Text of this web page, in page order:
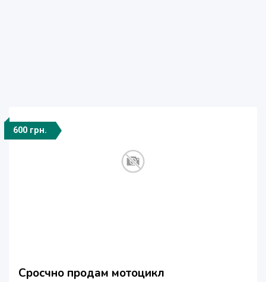
600 грн.
Сросчно продам мотоцикл